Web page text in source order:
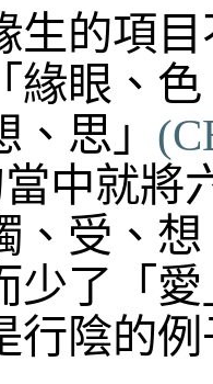
生的項
緣眼、
思」
當中就將
、受、
少了「
行陰的